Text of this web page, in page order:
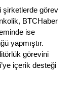
şirketlerde görev
BTCHaber
ise
yapmıştır.
görevini
içerik desteği